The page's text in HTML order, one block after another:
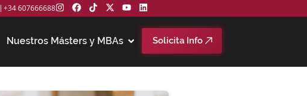
+34 607666688
Nuestros Másters y MBAs Solicita Info